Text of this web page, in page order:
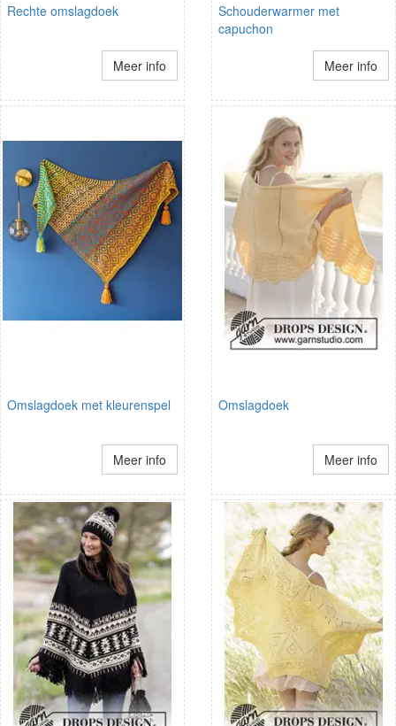
Rechte omslagdoek
Meer info
Schouderwarmer met
capuchon
Meer info
Omslagdoek met kleurenspel
Meer info
Omslagdoek
Meer info